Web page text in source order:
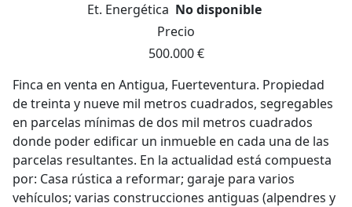
Et. Energética No disponible
Precio
500.000 €
Finca en venta en Antigua, Fuerteventura. Propiedad
de treinta y nueve mil metros cuadrados, segregables
en parcelas mínimas de dos mil metros cuadrados
donde poder edificar un inmueble en cada una de las
parcelas resultantes. En la actualidad está compuesta
por: Casa rústica a reformar; garaje para varios
vehículos; varias construcciones antiguas (alpendres y